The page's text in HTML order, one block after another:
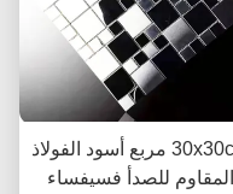
30x30cm مربع أسود الفولاذ
المقاوم للصدأ فسيفساء